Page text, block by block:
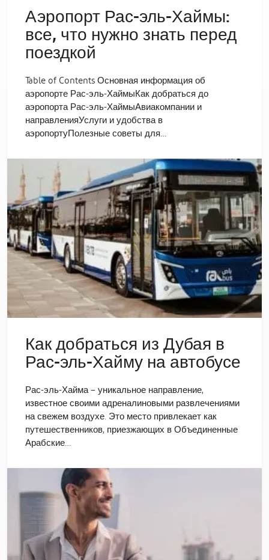
Аэропорт Рас-эль-Хаймы:
все, что нужно знать перед
поездкой
Table of Contents Основная информация об
аэропорте Рас-эль-ХаймыКак добраться до
аэропорта Рас-эль-ХаймыАвиакомпании и
направленияУслуги и удобства в
аэропортуПолезные советы для…
Как добраться из Дубая в
Рас-эль-Хайму на автобусе
Рас-эль-Хайма – уникальное направление,
известное своими адреналиновыми развлечениями
на свежем воздухе. Это место привлекает как
путешественников, приезжающих в Объединенные
Арабские…